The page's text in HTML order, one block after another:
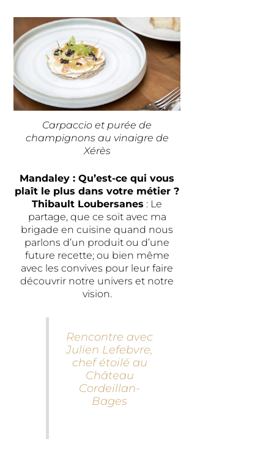
Carpaccio et purée de
champignons au vinaigre de
Xérès
Mandaley : Qu’est-ce qui vous
plaît le plus dans votre métier ?
Thibault Loubersanes : Le
partage, que ce soit avec ma
brigade en cuisine quand nous
parlons d’un produit ou d’une
future recette; ou bien même
avec les convives pour leur faire
découvrir notre univers et notre
vision.
Rencontre avec
Julien Lefebvre,
chef étoilé au
Château
Cordeillan-
Bages